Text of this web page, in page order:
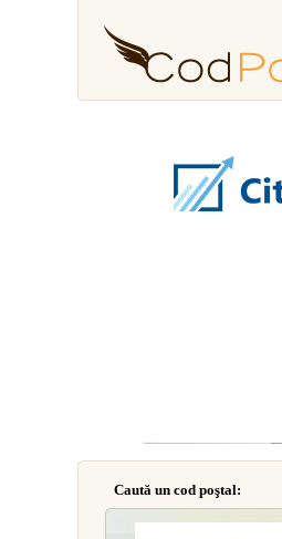
Caută un cod poştal: